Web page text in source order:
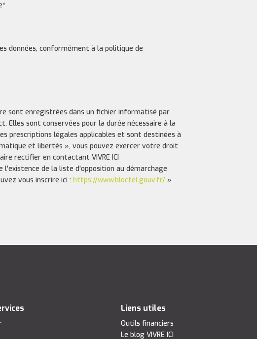
données, conformément à la politique de
sont enregistrées dans un fichier informatisé par
Elles sont conservées pour la durée nécessaire à la
prescriptions légales applicables et sont destinées à
et libertés », vous pouvez exercer votre droit
rectifier en contactant VIVRE ICI
l'existence de la liste d'opposition au démarchage
vous inscrire ici : https://www.bloctel.gouv.fr/»
Liens utiles
Outils financiers
Le blog VIVRE ICI